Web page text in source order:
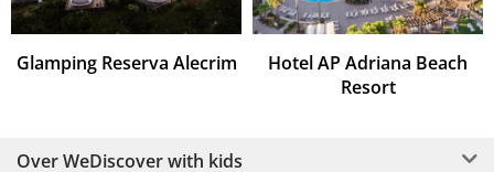
Glamping Reserva Alecrim
Hotel AP Adriana Beach
Resort
Over WeDiscover with kids